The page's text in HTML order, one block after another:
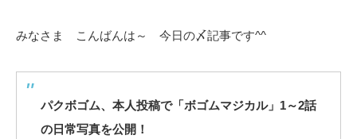
みなさま こんばんは～ 今日の〆記事です^^
パクボゴム、本人投稿で「ボゴムマジカル」1～2話
の日常写真を公開！